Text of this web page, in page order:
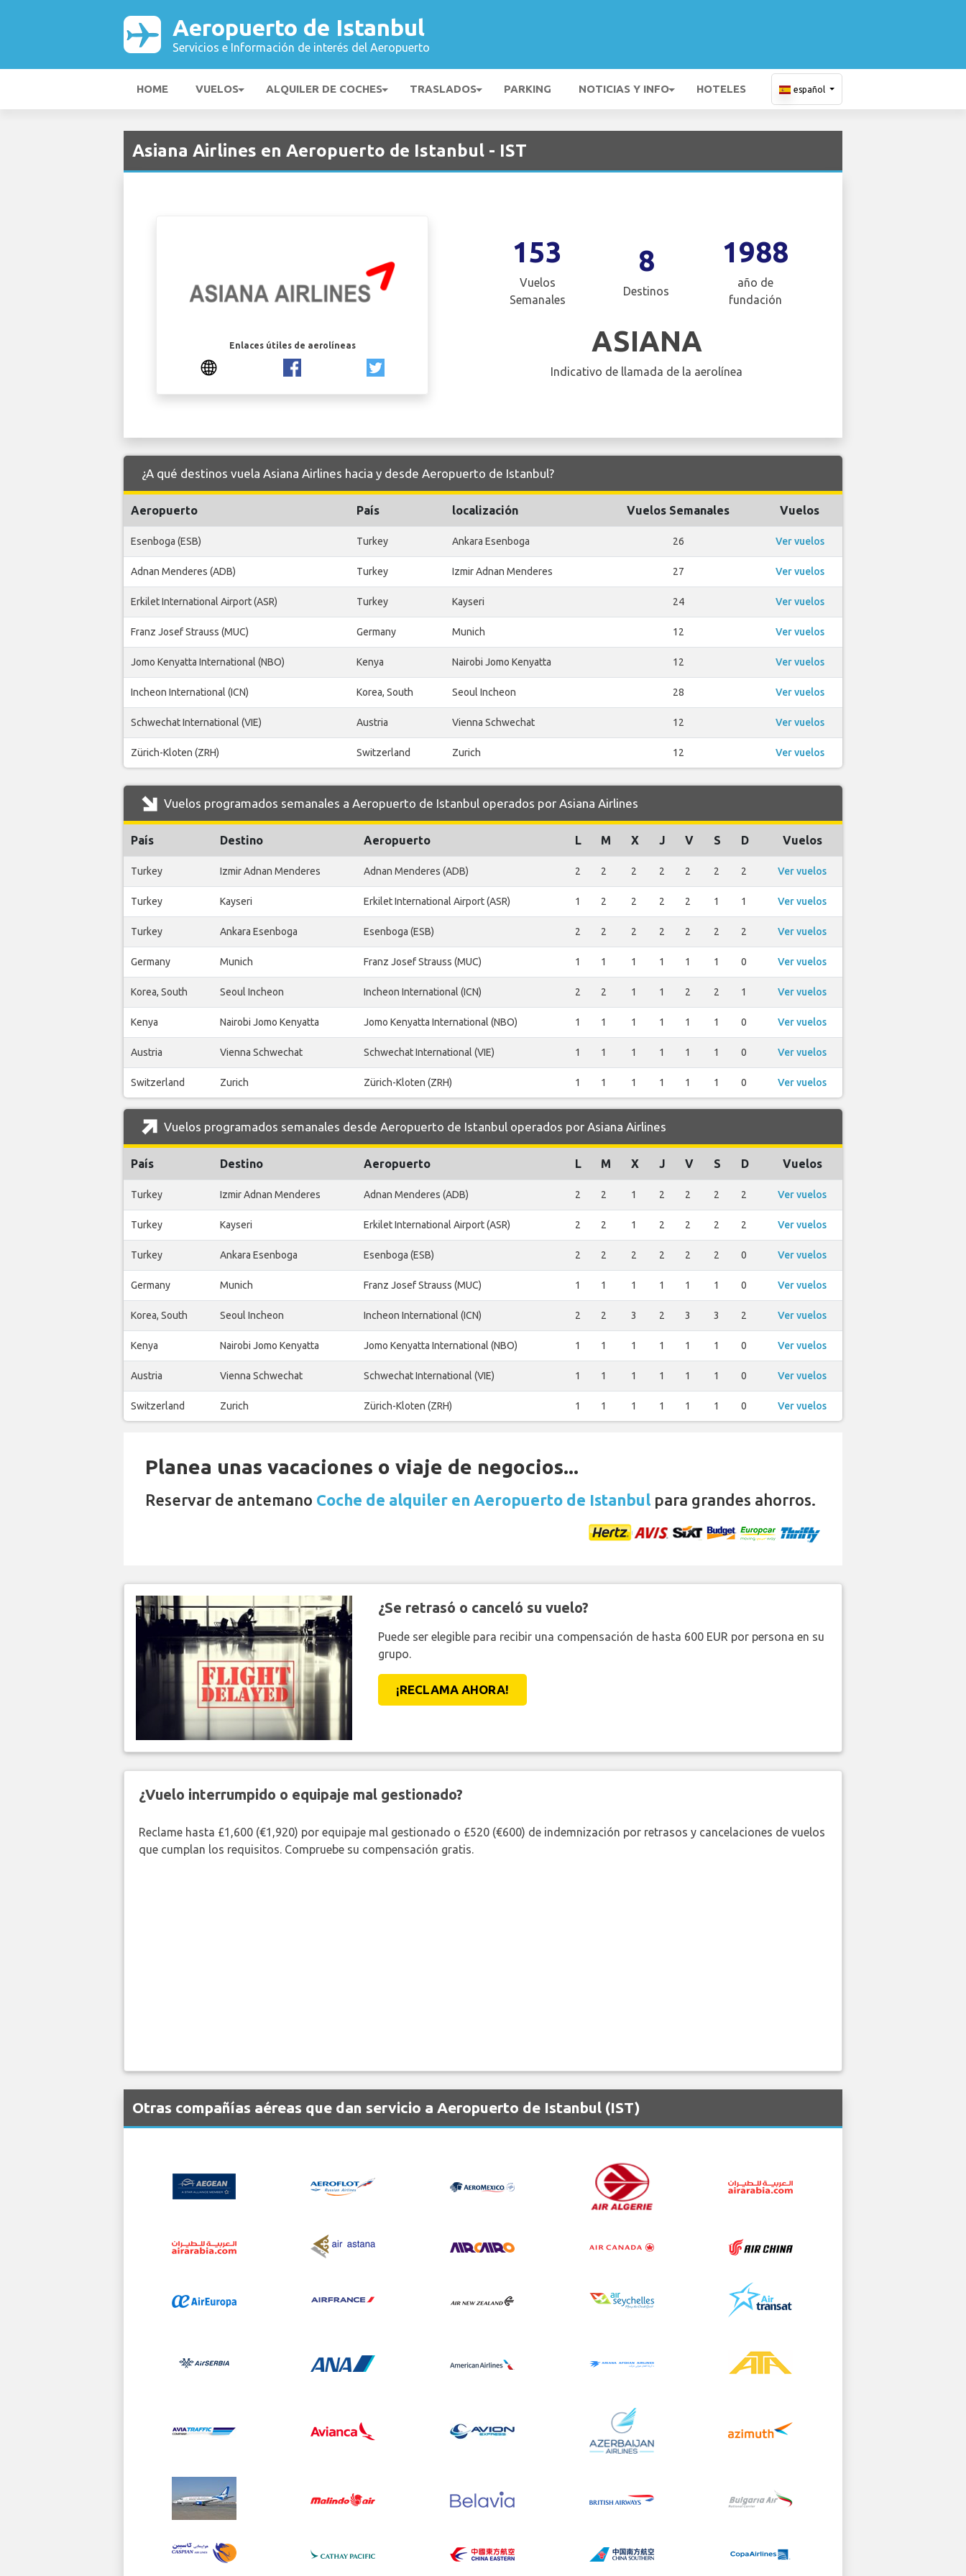
Aeropuerto de Istanbul
Servicios e Información de interés del Aeropuerto
HOME VUELOS ALQUILER DE COCHES TRASLADOS PARKING NOTICIAS Y INFO HOTELES español
Asiana Airlines en Aeropuerto de Istanbul - IST
Enlaces útiles de aerolíneas
153
Vuelos
Semanales
8
Destinos
1988
año de
fundación
ASIANA
Indicativo de llamada de la aerolínea
¿A qué destinos vuela Asiana Airlines hacia y desde Aeropuerto de Istanbul?
Aeropuerto País localización Vuelos Semanales Vuelos
Esenboga (ESB) Turkey Ankara Esenboga 26 Ver vuelos
Adnan Menderes (ADB) Turkey Izmir Adnan Menderes 27 Ver vuelos
Erkilet International Airport (ASR) Turkey Kayseri 24 Ver vuelos
Franz Josef Strauss (MUC) Germany Munich 12 Ver vuelos
Jomo Kenyatta International (NBO) Kenya Nairobi Jomo Kenyatta 12 Ver vuelos
Incheon International (ICN) Korea, South Seoul Incheon 28 Ver vuelos
Schwechat International (VIE) Austria Vienna Schwechat 12 Ver vuelos
Zürich-Kloten (ZRH) Switzerland Zurich 12 Ver vuelos
Vuelos programados semanales a Aeropuerto de Istanbul operados por Asiana Airlines
País Destino Aeropuerto L M X J V S D Vuelos
Turkey Izmir Adnan Menderes Adnan Menderes (ADB) 2 2 2 2 2 2 2 Ver vuelos
Turkey Kayseri Erkilet International Airport (ASR) 1 2 2 2 2 1 1 Ver vuelos
Turkey Ankara Esenboga Esenboga (ESB) 2 2 2 2 2 2 2 Ver vuelos
Germany Munich Franz Josef Strauss (MUC) 1 1 1 1 1 1 0 Ver vuelos
Korea, South Seoul Incheon Incheon International (ICN) 2 2 1 1 2 2 1 Ver vuelos
Kenya Nairobi Jomo Kenyatta Jomo Kenyatta International (NBO) 1 1 1 1 1 1 0 Ver vuelos
Austria Vienna Schwechat Schwechat International (VIE) 1 1 1 1 1 1 0 Ver vuelos
Switzerland Zurich Zürich-Kloten (ZRH) 1 1 1 1 1 1 0 Ver vuelos
Vuelos programados semanales desde Aeropuerto de Istanbul operados por Asiana Airlines
País Destino Aeropuerto L M X J V S D Vuelos
Turkey Izmir Adnan Menderes Adnan Menderes (ADB) 2 2 1 2 2 2 2 Ver vuelos
Turkey Kayseri Erkilet International Airport (ASR) 2 2 1 2 2 2 2 Ver vuelos
Turkey Ankara Esenboga Esenboga (ESB) 2 2 2 2 2 2 0 Ver vuelos
Germany Munich Franz Josef Strauss (MUC) 1 1 1 1 1 1 0 Ver vuelos
Korea, South Seoul Incheon Incheon International (ICN) 2 2 3 2 3 3 2 Ver vuelos
Kenya Nairobi Jomo Kenyatta Jomo Kenyatta International (NBO) 1 1 1 1 1 1 0 Ver vuelos
Austria Vienna Schwechat Schwechat International (VIE) 1 1 1 1 1 1 0 Ver vuelos
Switzerland Zurich Zürich-Kloten (ZRH) 1 1 1 1 1 1 0 Ver vuelos
Planea unas vacaciones o viaje de negocios...
Reservar de antemano Coche de alquiler en Aeropuerto de Istanbul para grandes ahorros.
¿Se retrasó o canceló su vuelo?
Puede ser elegible para recibir una compensación de hasta 600 EUR por persona en su
grupo.
¡RECLAMA AHORA!
¿Vuelo interrumpido o equipaje mal gestionado?
Reclame hasta £1,600 (€1,920) por equipaje mal gestionado o £520 (€600) de indemnización por retrasos y cancelaciones de vuelos
que cumplan los requisitos. Compruebe su compensación gratis.
Otras compañías aéreas que dan servicio a Aeropuerto de Istanbul (IST)